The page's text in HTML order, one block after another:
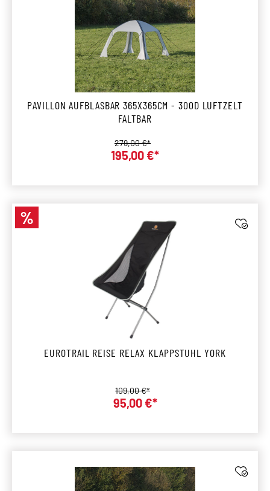
PAVILLON AUFBLASBAR 365X365CM - 300D LUFTZELT
FALTBAR
Verkaufspreis:
195,00 €*
Regulärer Preis:
279,00 €*
Rabatt
%
EUROTRAIL REISE RELAX KLAPPSTUHL YORK
Verkaufspreis:
95,00 €*
Regulärer Preis:
109,00 €*